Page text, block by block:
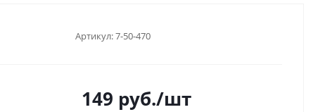
Артикул:7-50-470
149 руб./шт